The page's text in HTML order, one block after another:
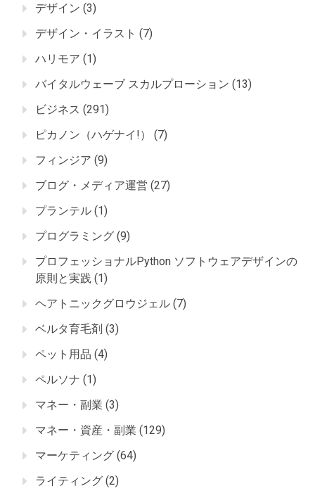
デザイン (3)
デザイン・イラスト (7)
ハリモア (1)
バイタルウェーブ スカルプローション (13)
ビジネス (291)
ピカノン（ハゲナイ!）
(7)
フィンジア (9)
ブログ・メディア運営 (27)
プランテル (1)
プログラミング (9)
プロフェッショナルPython ソフトウェアデザインの
原則と実践 (1)
ヘアトニックグロウジェル (7)
ベルタ育毛剤 (3)
ペット用品 (4)
ペルソナ (1)
マネー・副業 (3)
マネー・資産・副業 (129)
マーケティング (64)
ライティング (2)